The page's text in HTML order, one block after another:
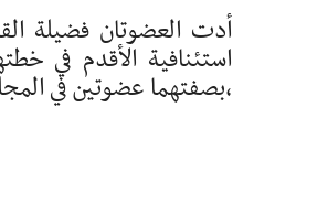
أدت العضوتان فضيلة
استئنافية الأقدم في
،بصفتهما عضوتين في